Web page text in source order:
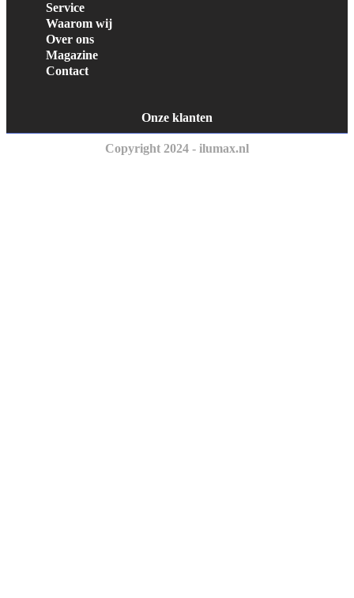
Service
Waarom wij
Over ons
Magazine
Contact
Onze klanten
Copyright 2024 - ilumax.nl